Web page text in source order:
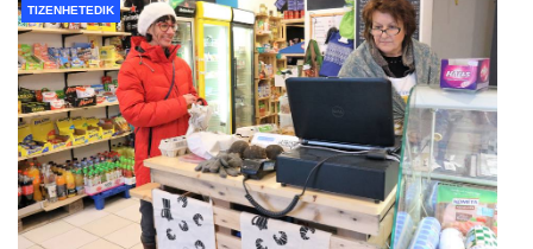
TIZENHETEDIK